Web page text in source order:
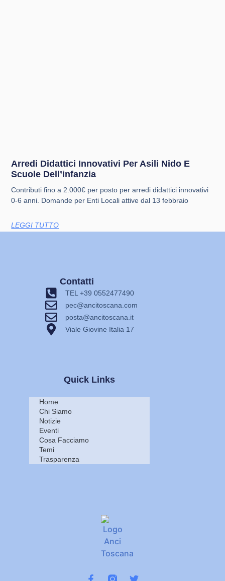
Arredi Didattici Innovativi Per Asili Nido E
Scuole Dell’infanzia
Contributi fino a 2.000€ per posto per arredi didattici innovativi
0-6 anni. Domande per Enti Locali attive dal 13 febbraio
LEGGI TUTTO
Quick Links
Home
Chi Siamo
Notizie
Eventi
Cosa Facciamo
Temi
Trasparenza
Contatti
TEL +39 0552477490
pec@ancitoscana.com
posta@ancitoscana.it
Viale Giovine Italia 17